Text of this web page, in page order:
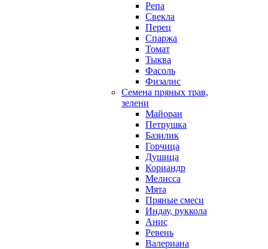
Репа
Свекла
Перец
Спаржа
Томат
Тыква
Фасоль
Физалис
Семена пряных трав,
зелени
Майоран
Петрушка
Базилик
Горчица
Душица
Кориандр
Мелисса
Мята
Пряные смеси
Индау, руккола
Анис
Ревень
Валериана